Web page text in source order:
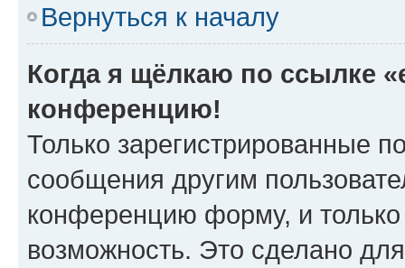
Вернуться к началу
Когда я щёлкаю по ссылке
конференцию!
Только зарегистрированные
сообщения другим
конференцию форму, и
возможность. Это сделано